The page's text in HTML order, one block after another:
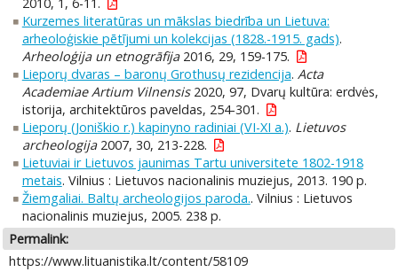
Kurzemes literatūras un mākslas biedrība un Lietuva:
arheoloģiskie pētījumi un kolekcijas (1828.-1915. gads).
Arheoloģija un etnogrāfija2016, 29, 159-175.
Lieporų dvaras – baronų Grothusų rezidencija. Acta
Academiae Artium Vilnensis2020, 97, Dvarų kultūra: erdvės,
istorija, architektūros paveldas, 254-301.
Lieporų (Joniškio r.) kapinyno radiniai (VI-XI a.). Lietuvos
archeologija2007, 30, 213-228.
Lietuviai ir Lietuvos jaunimas Tartu universitete 1802-1918
metais. Vilnius : Lietuvos nacionalinis muziejus, 2013. 190 p.
Žiemgaliai. Baltų archeologijos paroda.. Vilnius : Lietuvos
nacionalinis muziejus, 2005. 238 p.
Permalink:
https://www.lituanistika.lt/content/58109